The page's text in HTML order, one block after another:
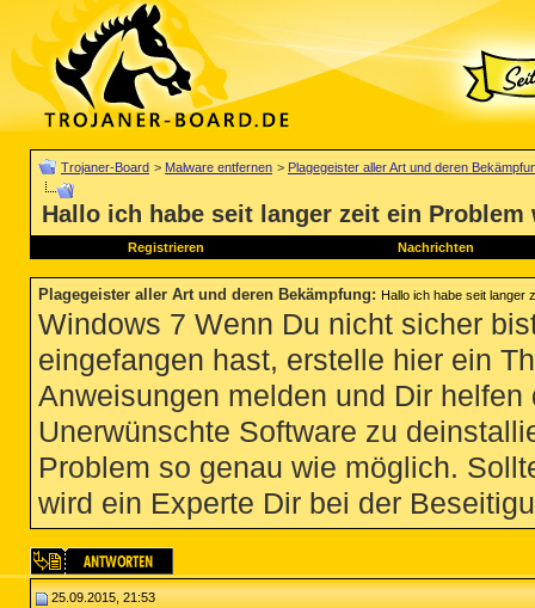
Trojaner-Board > Malware entfernen > Plagegeister aller Art und deren
Hallo ich habe seit langer zeit ein
Registrieren Nachrichten
Plagegeister aller Art und deren Bekämpfung: Hallo ich habe seit langer
Windows 7 Wenn Du nicht sicher
eingefangen hast, erstelle hier ein
Anweisungen melden und Dir
Unerwünschte Software zu
Problem so genau wie möglich.
wird ein Experte Dir bei der
25.09.2015, 21:53